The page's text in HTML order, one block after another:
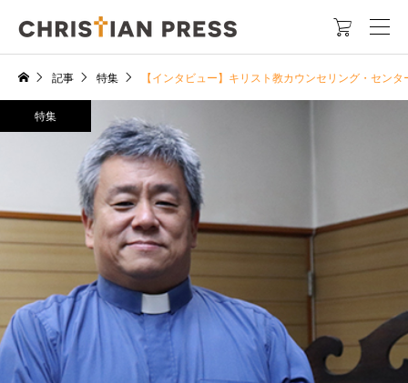

記事 特集 【インタビュー】キリスト教カウンセリング・セン
特集